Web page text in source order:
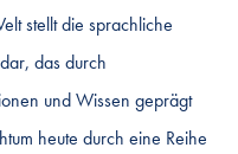
stellt die sprachliche
das durch
und Wissen geprägt
heute durch eine Reihe